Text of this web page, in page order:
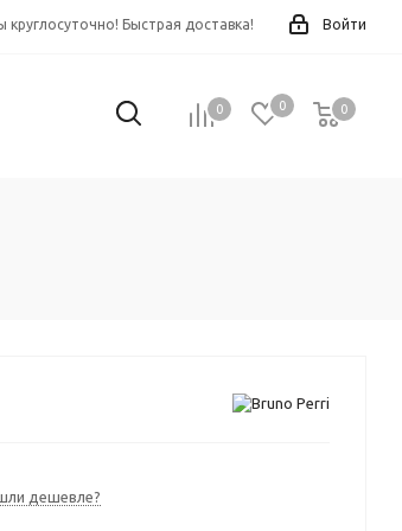
Войти
круглосуточно! Быстрая доставка!
0 0 0
0
дешевле?